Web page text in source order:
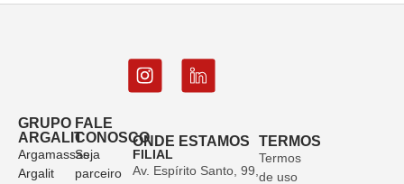
GRUPO
ARGALIT
Argamassas
Argalit
FALE
CONOSCO
Seja
parceiro
ONDE ESTAMOS
FILIAL
Av. Espírito Santo, 99,
TERMOS
Termos
de uso